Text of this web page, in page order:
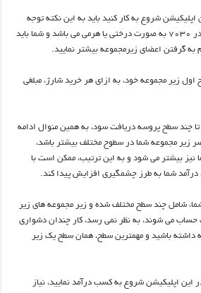
شروع به کار کنید باید به این نکته توجه
داشته باشید که کسب درآمد در ۷۰۳۰ به صورت درختی یا هرمی می باشد و شما باید
گرفتن اعضای زیرمجموعه بیشتر نمایید.
اول زیر مجموعه خود، به ازای هر خرید شارژ، مبلغی
چند سطح پروسه دریافت سود، به همین منوال ادامه
زیر مجموعه شما در سطوح مختلف بیشتر باشد،
نیز بیشتر می شود و به این ترتیب، ممکن است با
درآمد شما به طرز چشمگیری افزایش پیدا کند.
شامل چند سطح مختلف شده و زیر مجموعه های زیر
حساب می شوند، به نظر نمی رسد، کار چندان دشواری
داشته باشید و مهمترین سطح، همان سطح یک زیر
این اپلیکیشن شروع به کسب درآمد نمایید، نیاز